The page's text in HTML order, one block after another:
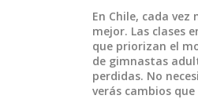
En Chile, cada
mejor. Las clases
que priorizan el
de gimnastas
perdidas. No
verás cambios